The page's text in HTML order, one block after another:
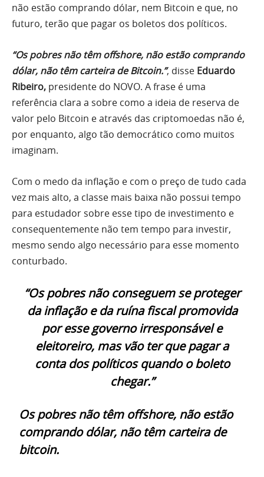
não estão comprando dólar, nem Bitcoin e que, no
futuro, terão que pagar os boletos dos políticos.
“Os pobres não têm offshore, não estão comprando
dólar, não têm carteira de Bitcoin.”, disse Eduardo
Ribeiro, presidente do NOVO. A frase é uma
referência clara a sobre como a ideia de reserva de
valor pelo Bitcoin e através das criptomoedas não é,
por enquanto, algo tão democrático como muitos
imaginam.
Com o medo da inflação e com o preço de tudo cada
vez mais alto, a classe mais baixa não possui tempo
para estudador sobre esse tipo de investimento e
consequentemente não tem tempo para investir,
mesmo sendo algo necessário para esse momento
conturbado.
“Os pobres não conseguem se proteger
da inflação e da ruína fiscal promovida
por esse governo irresponsável e
eleitoreiro, mas vão ter que pagar a
conta dos políticos quando o boleto
chegar.”
Os pobres não têm offshore, não estão
comprando dólar, não têm carteira de
bitcoin.